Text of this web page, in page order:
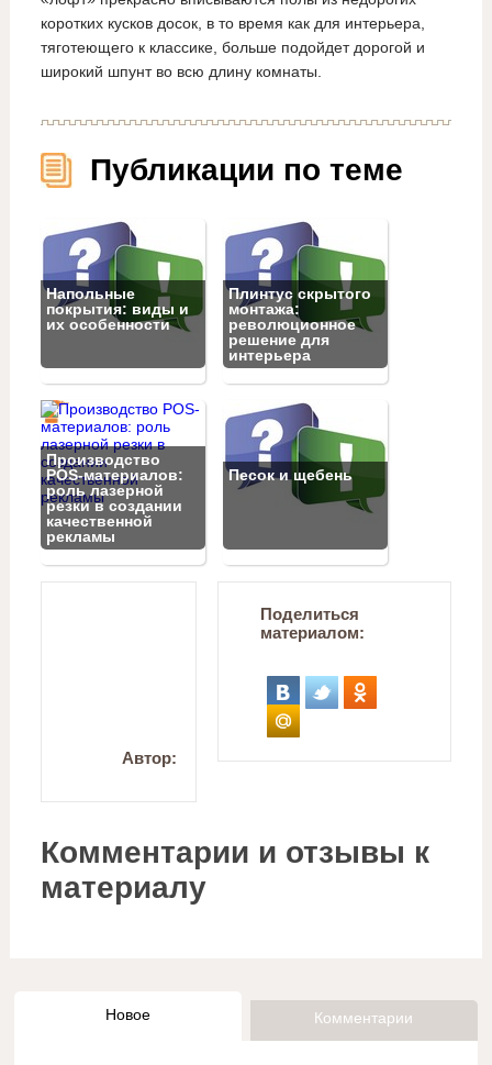
коротких кусков досок, в то время как для интерьера,
тяготеющего к классике, больше подойдет дорогой и
широкий шпунт во всю длину комнаты.
Публикации по теме
Напольные
покрытия: виды и
их особенности
Плинтус скрытого
монтажа:
революционное
решение для
интерьера
Производство
POS-материалов:
роль лазерной
резки в создании
качественной
рекламы
Песок и щебень
Автор:
Поделиться
материалом:
Комментарии и отзывы к
материалу
Новое Комментарии